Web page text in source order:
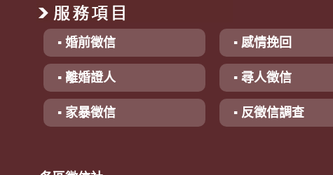
▪ 婚前徵信 ▪ 感情挽回
▪ 離婚證人 ▪ 尋人徵信
▪ 家暴徵信 ▪ 反徵信調查